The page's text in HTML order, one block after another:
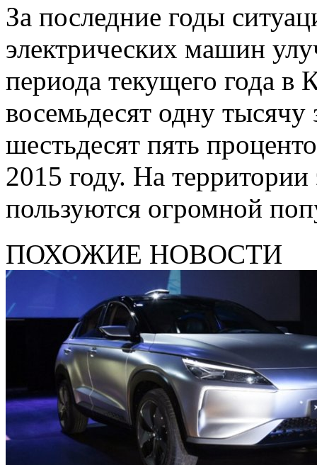
За последние годы
электрических машин
периода текущего года в
восемьдесят одну
шестьдесят пять
2015 году. На
пользуются огромной
ПОХОЖИЕ НОВОСТИ